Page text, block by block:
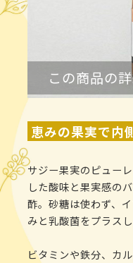
この商品の
恵みの果実で内
サジー果実のピュー
した酸味と果実感の
酢。砂糖は使わず、
みと乳酸菌をプラスし
ビタミンや鉄分、カ